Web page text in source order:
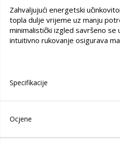
Zahvaljujući energetski
topla dulje vrijeme uz manju
minimalistički izgled savršeno
intuitivno rukovanje osigurava
Specifikacije
Ocjene